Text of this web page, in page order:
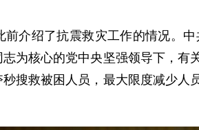
前介绍了抗震救灾工作的情况。
为核心的党中央坚强领导下，
搜救被困人员，最大限度减少